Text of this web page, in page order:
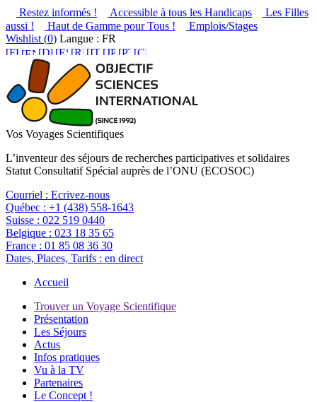
Restez informés ! Accessible à tous les Handicaps
Les Filles
aussi !
Haut de Gamme pour Tous !
Emplois/Stages
Wishlist (0) Langue : FR
Vos Voyages Scientifiques
L’inventeur des séjours de recherches participatives et solidaires
Statut Consultatif Spécial auprès de l’ONU (ECOSOC)
Courriel : Ecrivez-nous
Québec : +1 (438) 558-1643
Suisse : 022 519 0440
Belgique : 023 18 35 65
France : 01 85 08 36 30
Dates, Places, Tarifs : en direct
Accueil
Trouver un Voyage Scientifique
Présentation
Les Séjours
Actus
Infos pratiques
Vu à la TV
Partenaires
Le Concept !